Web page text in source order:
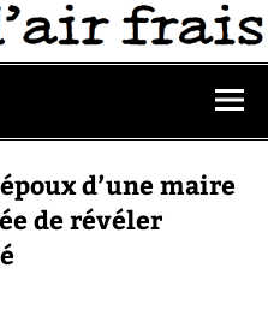
d’une maire
de révéler